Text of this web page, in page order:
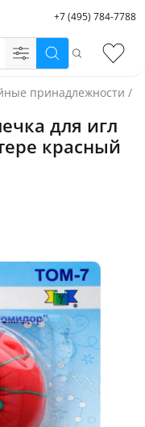
+7 (495) 784-7788
Поиск
принадлежности /
для игл
красный